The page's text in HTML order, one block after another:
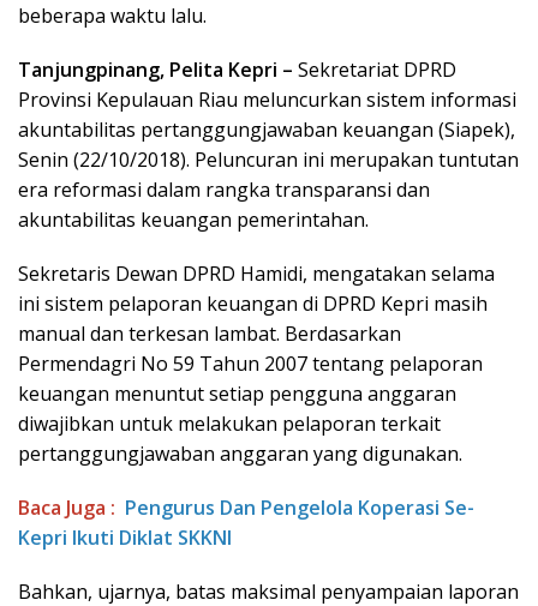
beberapa waktu lalu.
Tanjungpinang, Pelita Kepri – Sekretariat DPRD
Provinsi Kepulauan Riau meluncurkan sistem informasi
akuntabilitas pertanggungjawaban keuangan (Siapek),
Senin (22/10/2018). Peluncuran ini merupakan tuntutan
era reformasi dalam rangka transparansi dan
akuntabilitas keuangan pemerintahan.
Sekretaris Dewan DPRD Hamidi, mengatakan selama
ini sistem pelaporan keuangan di DPRD Kepri masih
manual dan terkesan lambat. Berdasarkan
Permendagri No 59 Tahun 2007 tentang pelaporan
keuangan menuntut setiap pengguna anggaran
diwajibkan untuk melakukan pelaporan terkait
pertanggungjawaban anggaran yang digunakan.
Baca Juga : Pengurus Dan Pengelola Koperasi Se-
Kepri Ikuti Diklat SKKNI
Bahkan, ujarnya, batas maksimal penyampaian laporan